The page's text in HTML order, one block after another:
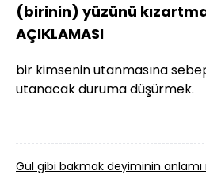
(birinin) yüzünü
AÇIKLAMASI
bir kimsenin utanmasına
utanacak duruma düşürmek.
Gül gibi bakmak deyiminin anlamı